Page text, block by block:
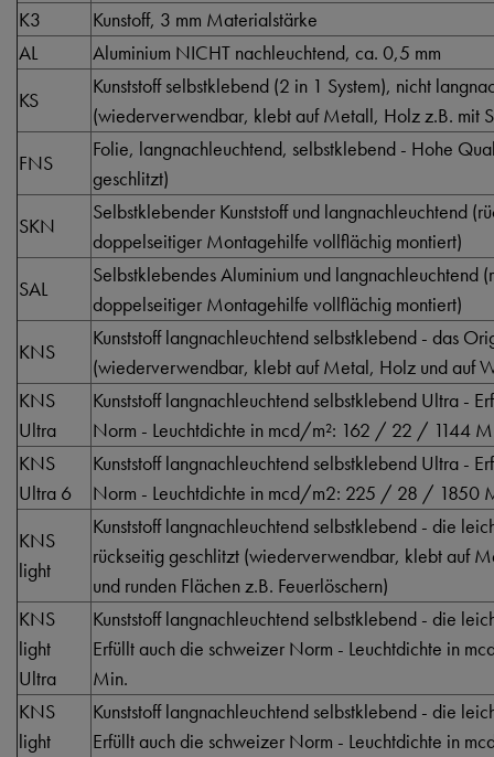
K3
Kunstoff, 3 mm Materialstärke
AL
Aluminium NICHT nachleuchtend, ca. 0,5 mm
KS
Kunststoff selbstklebend (2 in 1 System), nicht
(wiederverwendbar, klebt auf Metall, Holz z.B. mit
FNS
Folie, langnachleuchtend, selbstklebend - Hohe
geschlitzt)
SKN
Selbstklebender Kunststoff und langnachleuchtend
doppelseitiger Montagehilfe vollflächig montiert)
SAL
Selbstklebendes Aluminium und langnachleuchtend
doppelseitiger Montagehilfe vollflächig montiert)
KNS
Kunststoff langnachleuchtend selbstklebend - das
(wiederverwendbar, klebt auf Metal, Holz und auf
KNS
Ultra
Kunststoff langnachleuchtend selbstklebend Ultra -
Norm - Leuchtdichte in mcd/m²: 162 / 22 / 1144
KNS
Ultra 6
Kunststoff langnachleuchtend selbstklebend Ultra -
Norm - Leuchtdichte in mcd/m2: 225 / 28 / 1850
KNS
light
Kunststoff langnachleuchtend selbstklebend - die
rückseitig geschlitzt (wiederverwendbar, klebt auf
und runden Flächen z.B. Feuerlöschern)
KNS
light
Ultra
Kunststoff langnachleuchtend selbstklebend - die
Erfüllt auch die schweizer Norm - Leuchtdichte in
Min.
KNS
light
Kunststoff langnachleuchtend selbstklebend - die
Erfüllt auch die schweizer Norm - Leuchtdichte in